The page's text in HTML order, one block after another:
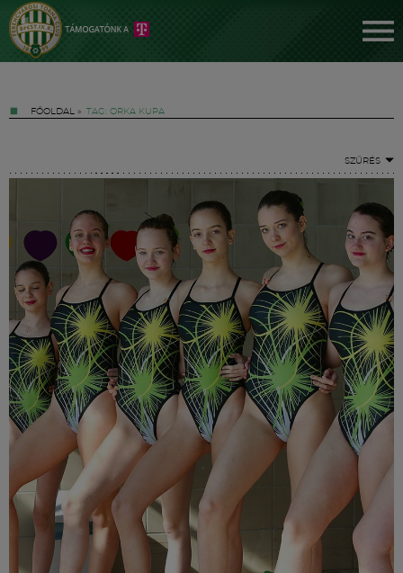
FŐOLDAL » TAG: ORKA KUPA
SZŰRÉS
Jegyek
FM YouTube +
Hírek
Labdarúgás
Szakosztályok
Meccscenter